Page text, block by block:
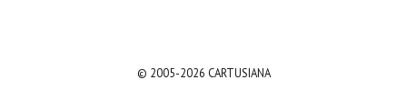
© 2005-2026 CARTUSIANA